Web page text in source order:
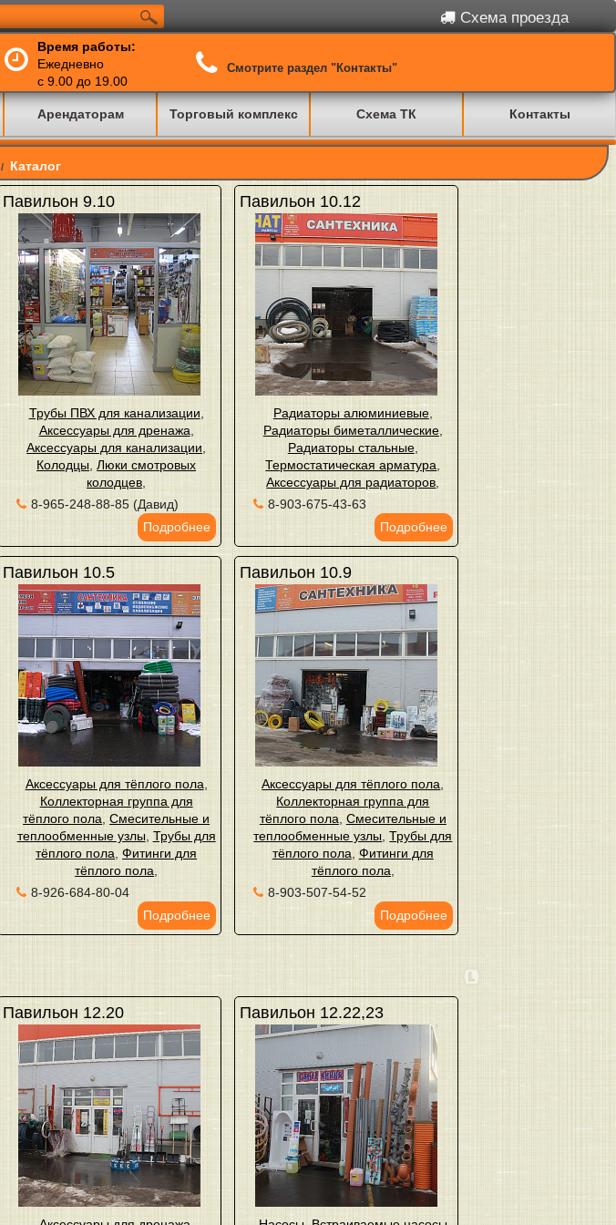
Схема проезда
Время работы:
Ежедневно
с 9.00 до 19.00
Смотрите раздел "Контакты"
Арендаторам Торговый комплекс Схема ТК Контакты
/ Каталог
Павильон 9.10
Трубы ПВХ для канализации
Аксессуары для дренажа
Аксессуары для канализации
Колодцы ,Люки смотровых
колодцев
8-965-248-88-85 (Давид)
Подробнее
Павильон 10.12
Радиаторы алюминиевые,
Радиаторы биметаллические,
Радиаторы стальные,
Термостатическая арматура
Аксессуары для радиаторов
8-903-675-43-63
Подробнее
Павильон 10.5
Аксессуары для тёплого пола
Коллекторная группа для
тёплого пола ,Смесительные и
теплообменные узлы, Трубы для
тёплого пола ,Фитинги для
тёплого пола
8-926-684-80-04
Подробнее
Павильон 10.9
Аксессуары для тёплого пола
Коллекторная группа для
тёплого пола Смесительные и
теплообменные узлы ,Трубы для
тёплого пола Фитинги для
тёплого пола
8-903-507-54-52
Подробнее
Павильон 12.20 Павильон 12.22,23